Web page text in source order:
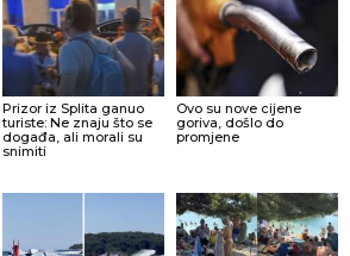
Prizor iz Splita ganuo
turiste: Ne znaju što se
događa, ali morali su
snimiti
Ovo su nove cijene
goriva, došlo do
promjene